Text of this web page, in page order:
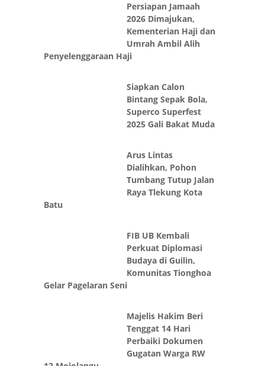
Persiapan Jamaah
2026 Dimajukan,
Kementerian Haji dan
Umrah Ambil Alih
Penyelenggaraan Haji
Siapkan Calon
Bintang Sepak Bola,
Superco Superfest
2025 Gali Bakat Muda
Arus Lintas
Dialihkan, Pohon
Tumbang Tutup Jalan
Raya Tlekung Kota
Batu
FIB UB Kembali
Perkuat Diplomasi
Budaya di Guilin,
Komunitas Tionghoa
Gelar Pagelaran Seni
Majelis Hakim Beri
Tenggat 14 Hari
Perbaiki Dokumen
Gugatan Warga RW